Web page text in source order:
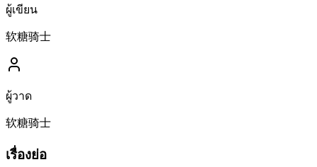
ผู้เขียน
软糖骑士
ผู้วาด
软糖骑士
เรื่องย่อ